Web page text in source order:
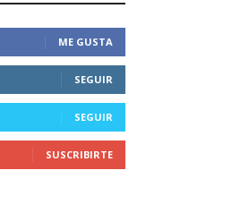
ME GUSTA
SEGUIR
SEGUIR
SUSCRIBIRTE